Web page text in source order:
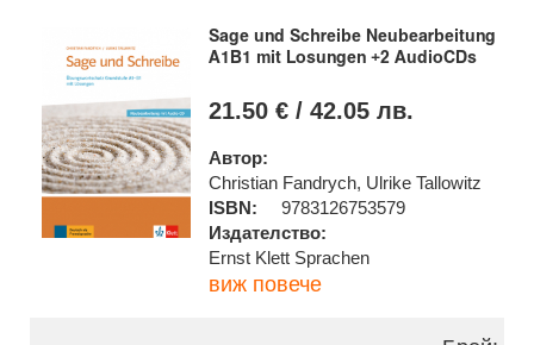
Sage und Schreibe Neubearbeitung
A1B1 mit Losungen +2 AudioCDs
21.50 € / 42.05 лв.
Автор:
Christian Fandrych, Ulrike Tallowitz
ISBN:
9783126753579
Издателство:
Ernst Klett Sprachen
виж повече